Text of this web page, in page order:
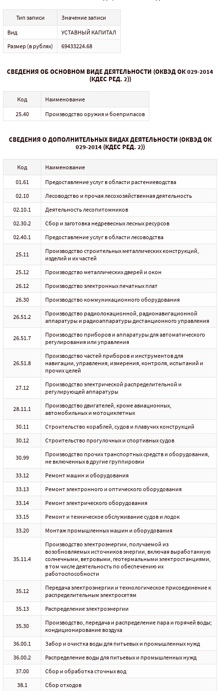
Тип записи
Значение записи
Вид
УСТАВНЫЙ КАПИТАЛ
Размер (в рублях)
69433224.68
СВЕДЕНИЯ ОБ ОСНОВНОМ ВИДЕ ДЕЯТЕЛЬНОСТИ (ОКВЭД ОК 029-2014
(КДЕС РЕД. 2))
Код
Наименование
25.40
Производство оружия и боеприпасов
СВЕДЕНИЯ О ДОПОЛНИТЕЛЬНЫХ ВИДАХ ДЕЯТЕЛЬНОСТИ (ОКВЭД ОК
029-2014 (КДЕС РЕД. 2))
Код
Наименование
01.61
Предоставление услуг в области растениеводства
02.10
Лесоводство и прочая лесохозяйственная деятельность
02.10.1
Деятельность лесопитомников
02.30.2
Сбор и заготовка недревесных лесных ресурсов
02.40.1
Предоставление услуг в области лесоводства
25.11
Производство строительных металлических конструкций,
изделий и их частей
25.12
Производство металлических дверей и окон
26.12
Производство электронных печатных плат
26.30
Производство коммуникационного оборудования
26.51.2
Производство радиолокационной, радионавигационной
аппаратуры и радиоаппаратуры дистанционного управления
26.51.7
Производство приборов и аппаратуры для автоматического
регулирования или управления
26.51.8
Производство частей приборов и инструментов для
навигации, управления, измерения, контроля, испытаний и
прочих целей
27.12
Производство электрической распределительной и
регулирующей аппаратуры
28.11.1
Производство двигателей, кроме авиационных,
автомобильных и мотоциклетных
30.11
Строительство кораблей, судов и плавучих конструкций
30.12
Строительство прогулочных и спортивных судов
30.99
Производство прочих транспортных средств и оборудования,
не включенных в другие группировки
33.12
Ремонт машин и оборудования
33.13
Ремонт электронного и оптического оборудования
33.14
Ремонт электрического оборудования
33.15
Ремонт и техническое обслуживание судов и лодок
33.20
Монтаж промышленных машин и оборудования
35.11.4
Производство электроэнергии, получаемой из
возобновляемых источников энергии, включая выработанную
солнечными, ветровыми, геотермальными электростанциями,
в том числе деятельность по обеспечению их
работоспособности
35.12
Передача электроэнергии и технологическое присоединение к
распределительным электросетям
35.13
Распределение электроэнергии
35.30
Производство, передача и распределение пара и горячей воды;
кондиционирование воздуха
36.00.1
Забор и очистка воды для питьевых и промышленных нужд
36.00.2
Распределение воды для питьевых и промышленных нужд
37.00
Сбор и обработка сточных вод
38.1
Сбор отходов